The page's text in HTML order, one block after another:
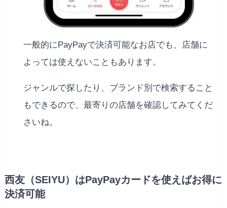
一般的にPayPayで決済可能なお店でも、店舗に
よっては使えないこともあります。
ジャンルで探したり、ブランド別で検索すること
もできるので、最寄りの店舗を確認してみてくだ
さいね。
西友（SEIYU）はPayPayカードを使えばお得に
決済可能